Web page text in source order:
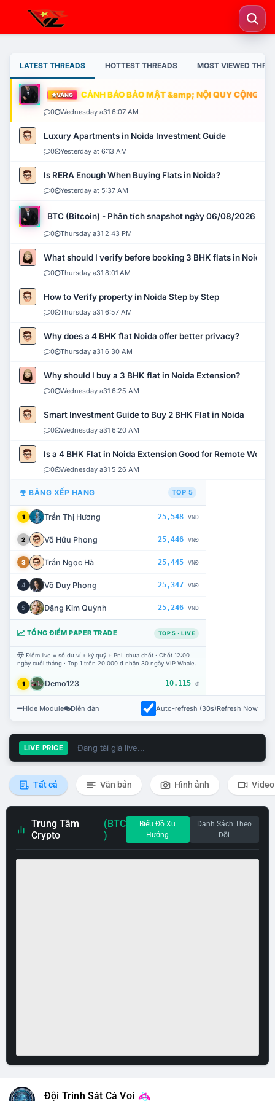
LATEST THREADS HOTTEST THREADS MOST VIEWED
VÀNG CẢNH BÁO BẢO MẬT &amp; NỘI QUY CỘNG
0 Wednesday a31 6:07 AM
Luxury Apartments in Noida Investment Guide
0 Yesterday at 6:13 AM
Is RERA Enough When Buying Flats in Noida?
0 Yesterday at 5:37 AM
BTC (Bitcoin) - Phân tích snapshot ngày 06/08/2026
0 Thursday a31 2:43 PM
What should I verify before booking 3 BHK flats in Noida?
0 Thursday a31 8:01 AM
How to Verify property in Noida Step by Step
0 Thursday a31 6:57 AM
Why does a 4 BHK flat Noida offer better privacy?
0 Thursday a31 6:30 AM
Why should I buy a 3 BHK flat in Noida Extension?
0 Wednesday a31 6:25 AM
Smart Investment Guide to Buy 2 BHK Flat in Noida
0 Wednesday a31 6:20 AM
Is a 4 BHK Flat in Noida Extension Good for Remote Work?
0 Wednesday a31 5:26 AM
BẢNG XẾP HẠNG TOP 5
1 Trần Thị Hương 25,548 VNĐ
2 Võ Hữu Phong 25,446 VNĐ
3 Trần Ngọc Hà 25,445 VNĐ
4 Võ Duy Phong 25,347 VNĐ
5 Đặng Kim Quỳnh 25,246 VNĐ
TỔNG ĐIỂM PAPER TRADE TOP 5 · LIVE
Điểm live = số dư ví + ký quỹ + PnL chưa chốt · Chốt 12:00
ngày cuối tháng · Top 1 trên 20.000 đ nhận 30 ngày VIP Whale.
1 Demo123 10.115 đ
Hide Module Diễn đàn Auto-refresh (30s)Refresh Now
LIVE PRICE Đang tải giá live...
Tất cả Văn bản Hình ảnh Video
Trung Tâm
Crypto
(BTC
)
Biểu Đồ Xu
Hướng
Danh Sách Theo
Dõi
Đội Trinh Sát Cá Voi